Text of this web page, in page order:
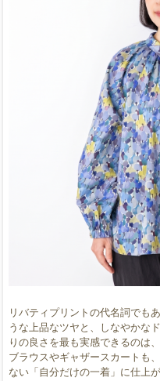
リバティプリントの代名詞でも
うな上品なツヤと、しなやかな
りの良さを最も実感できるのは
ブラウスやギャザースカートも
ない「自分だけの一着」に仕上が